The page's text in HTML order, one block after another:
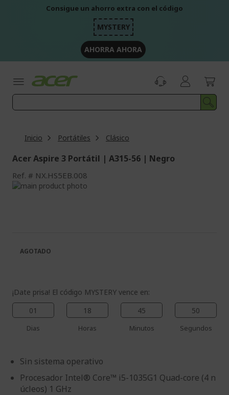
Consigue un ahorro extra con el código
MYSTERY
AHORRA AHORA
Inicio Portátiles Clásico
Acer Aspire 3 Portátil | A315-56 | Negro
Ref. NX.HS5EB.008
Saltar
imágenes
galería
¡Date prisa! El código MYSTERY vence en:
01
Dias
18
Horas
45
Minutos
50
Segundos
Sin sistema operativo
Procesador Intel® Core™ i5-1035G1 Quad-core (4 n
úcleos) 1 GHz
AGOTADO